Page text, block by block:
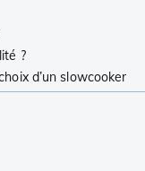
?
d’un slowcooker